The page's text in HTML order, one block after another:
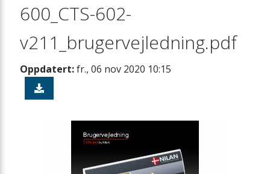
600_CTS-602-
v211_brugervejledning.pdf
Oppdatert:fr., 06 nov 2020 10:15